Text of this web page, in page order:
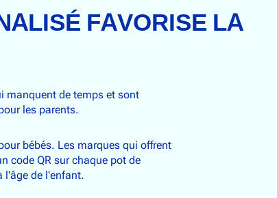
FAVORISE LA
manquent de temps et sont
les parents.
bébés. Les marques qui offrent
code QR sur chaque pot de
l'âge de l'enfant.